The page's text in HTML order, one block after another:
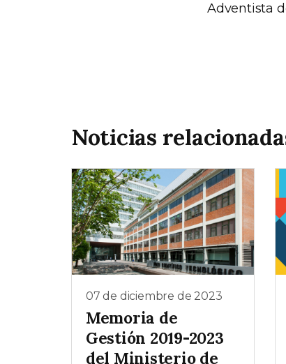
Adventista
Noticias
07 de diciembre de 2023
Memoria de
Gestión 2019-2023
del Ministerio de